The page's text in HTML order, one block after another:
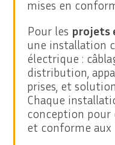
mises en
Pour les projets
une installation
électrique :
distribution,
prises, et
Chaque
conception pour
et conforme aux